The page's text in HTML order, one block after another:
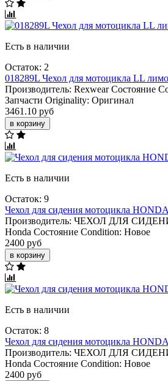
Есть в наличии
Остаток: 2
018289L Чехол для мотоцикла LL
Производитель: Rexwear Состояние
Запчасти Originality: Оригинал
3461.10 руб
в корзину
Есть в наличии
Остаток: 9
Чехол для сидения мотоцикла
Производитель: ЧЕХОЛ ДЛЯ
Honda Состояние Condition: Новое
2400 руб
в корзину
Есть в наличии
Остаток: 8
Чехол для сидения мотоцикла
Производитель: ЧЕХОЛ ДЛЯ
Honda Состояние Condition: Новое
2400 руб